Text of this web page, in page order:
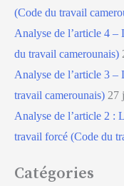
(Code du travail
Analyse de l’article 4
du travail camerounais)
Analyse de l’article 3
travail camerounais) 27
Analyse de l’article 2 :
travail forcé (Code du
Catégories